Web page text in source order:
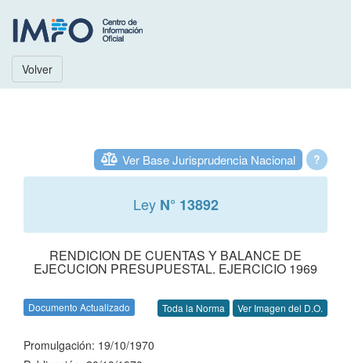
Volver
?
Ver Base Jurisprudencia Nacional
Ley N° 13892
RENDICION DE CUENTAS Y BALANCE DE
EJECUCION PRESUPUESTAL. EJERCICIO 1969
Documento Actualizado Toda la Norma Ver Imagen del D.O.
Promulgación: 19/10/1970